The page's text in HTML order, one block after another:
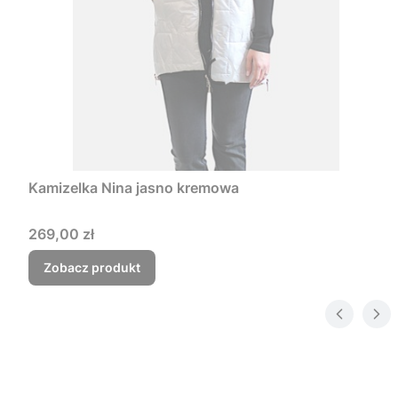
Kamizelka Nina jasno kremowa
Cena
269,00 zł
Zobacz produkt